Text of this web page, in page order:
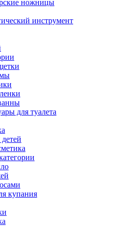
ножницы
инструмент
для туалета
купания